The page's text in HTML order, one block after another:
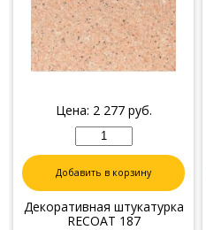
Цена: 2 277руб.
Добавить в корзину
Декоративная штукатурка
RECOAT 187